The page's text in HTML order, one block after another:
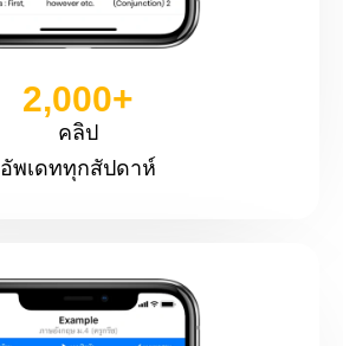
คลิป
2,000+
อัพเดททุกสัปดาห์